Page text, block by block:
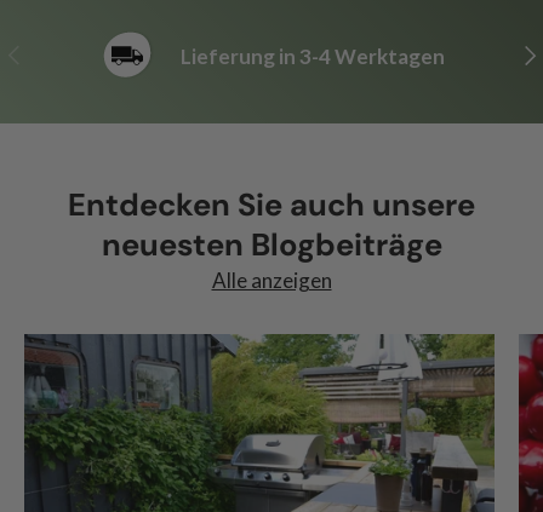
Lieferung in 3-4 Werktagen
Entdecken Sie auch unsere
neuesten Blogbeiträge
Alle anzeigen